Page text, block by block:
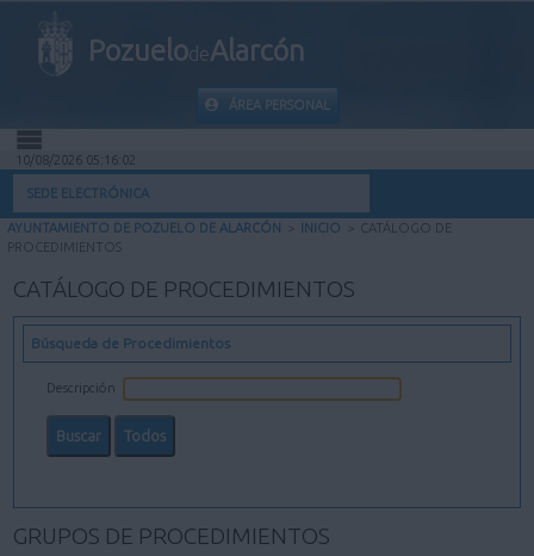
PozuelodeAlarcón
ÁREA PERSONAL
INICIO
INFORMACIÓN PÚBLICA
MI CARPETA
INFORMACIÓN MUNICIPAL
10/08/2026 05:16:03
SEDE ELECTRÓNICA
AYUNTAMIENTO DE POZUELO DE ALARCÓN > INICIO > CATÁLOGO DE
PROCEDIMIENTOS
CATÁLOGO DE PROCEDIMIENTOS
Búsqueda de Procedimientos
Descripción
GRUPOS DE PROCEDIMIENTOS